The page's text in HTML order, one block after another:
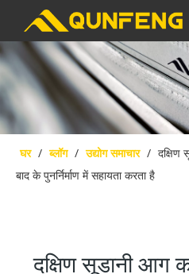
घर / ब्लॉग / उद्योग समाचार /
बाद के पुनर्निर्माण में सहायता करता है
दक्षिण सूडानी